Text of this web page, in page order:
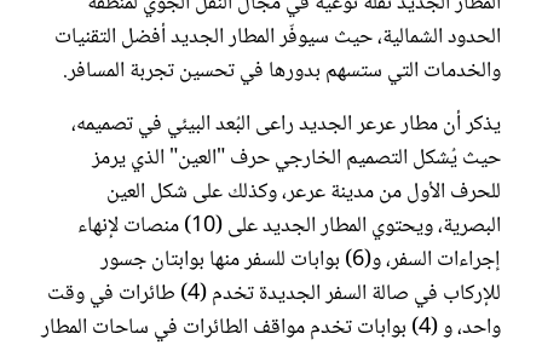
الحدود الشمالية، حيث سيوفّر المطار الجديد أفضل التقنيات
والخدمات التي ستسهم بدورها في تحسين تجربة المسافر.
يذكر أن مطار عرعر الجديد راعى البُعد البيئي في تصميمه،
حيث يُشكل التصميم الخارجي حرف "العين" الذي يرمز
للحرف الأول من مدينة عرعر، وكذلك على شكل العين
البصرية، ويحتوي المطار الجديد على (10) منصات لإنهاء
إجراءات السفر، و(6) بوابات للسفر منها بوابتان جسور
للإركاب في صالة السفر الجديدة تخدم (4) طائرات في وقت
واحد، و (4) بوابات تخدم مواقف الطائرات في ساحات المطار